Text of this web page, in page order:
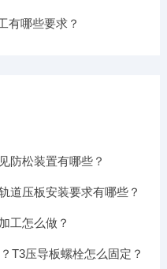
有哪些要求？
防松装置有哪些？
道压板安装要求有哪些？
工怎么做？
T3压导板螺栓怎么固定？